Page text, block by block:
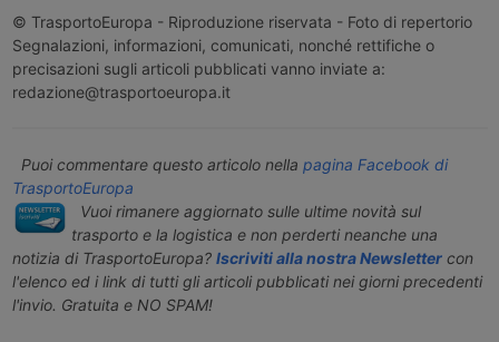
© TrasportoEuropa - Riproduzione riservata - Foto di repertorio
Segnalazioni, informazioni, comunicati, nonché rettifiche o
precisazioni sugli articoli pubblicati vanno inviate a:
redazione@trasportoeuropa.it
Puoi commentare questo articolo nella pagina Facebook di
TrasportoEuropa
Vuoi rimanere aggiornato sulle ultime novità sul
trasporto e la logistica e non perderti neanche una
notizia di TrasportoEuropa? Iscriviti alla nostra Newslettercon
l'elenco ed i link di tutti gli articoli pubblicati nei giorni precedenti
l'invio. Gratuita e NO SPAM!